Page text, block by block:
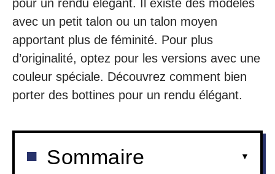
pour un rendu élégant. Il existe des modèles
avec un petit talon ou un talon moyen
apportant plus de féminité. Pour plus
d’originalité, optez pour les versions avec une
couleur spéciale. Découvrez comment bien
porter des bottines pour un rendu élégant.
Sommaire